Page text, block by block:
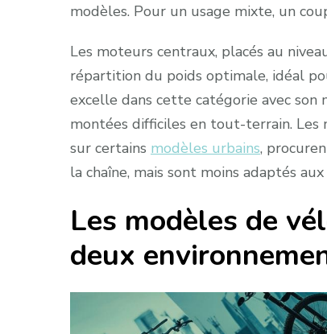
modèles. Pour un usage mixte, un
Les moteurs centraux, placés au
répartition du poids optimale, idéal
excelle dans cette catégorie avec
montées difficiles en tout-terrain. Les
sur certains modèles urbains,
la chaîne, mais sont moins adaptés
Les modèles de
deux